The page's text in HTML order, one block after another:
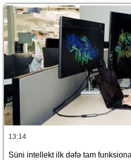
13:14
Süni intellekt ilk dəfə tam